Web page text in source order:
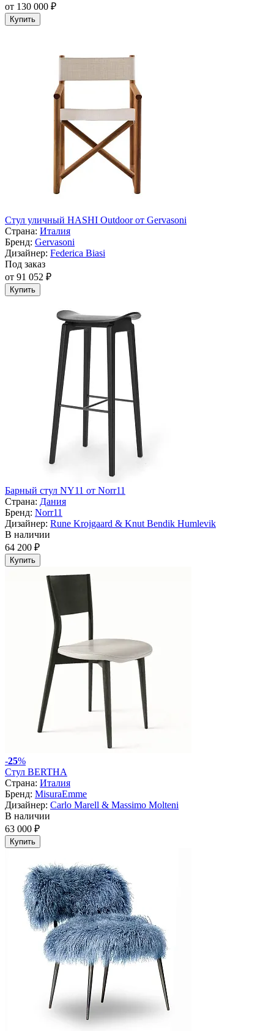
от 130 000 ₽
Купить
Стул уличный HASHI Outdoor от Gervasoni
Страна: Италия
Бренд: Gervasoni
Дизайнер: Federica Biasi
Под заказ
от 91 052 ₽
Купить
Барный стул NY11 от Norr11
Страна: Дания
Бренд: Norr11
Дизайнер: Rune Krojgaard & Knut Bendik Humlevik
В наличии
64 200 ₽
Купить
-25%
Стул BERTHA
Страна: Италия
Бренд: MisuraEmme
Дизайнер: Carlo Marell & Massimo Molteni
В наличии
63 000 ₽
Купить